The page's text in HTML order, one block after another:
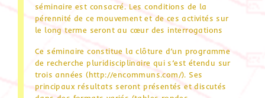
séminaire est consacré. Les conditions de la
pérennité de ce mouvement et de ces activités sur
le long terme seront au cœur des interrogations
Ce séminaire constitue la clôture d’un programme
de recherche pluridisciplinaire qui s’est étendu sur
trois années (http://encommuns.com/). Ses
principaux résultats seront présentés et discutés